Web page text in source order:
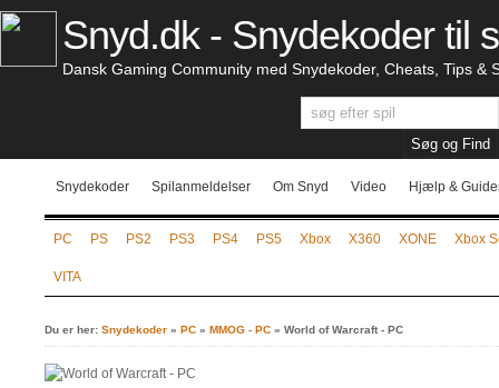
Snyd.dk - Snydekoder til
Dansk Gaming Community med Snydekoder, Cheats, Tips &
Snydekoder Spilanmeldelser Om Snyd Video Hjælp &
PC PS PS2 PS3 PS4 PS5 Xbox X360 XONE Xbox
VITA
Du er her: Snydekoder » PC » MMOG - PC » World of Warcraft - PC